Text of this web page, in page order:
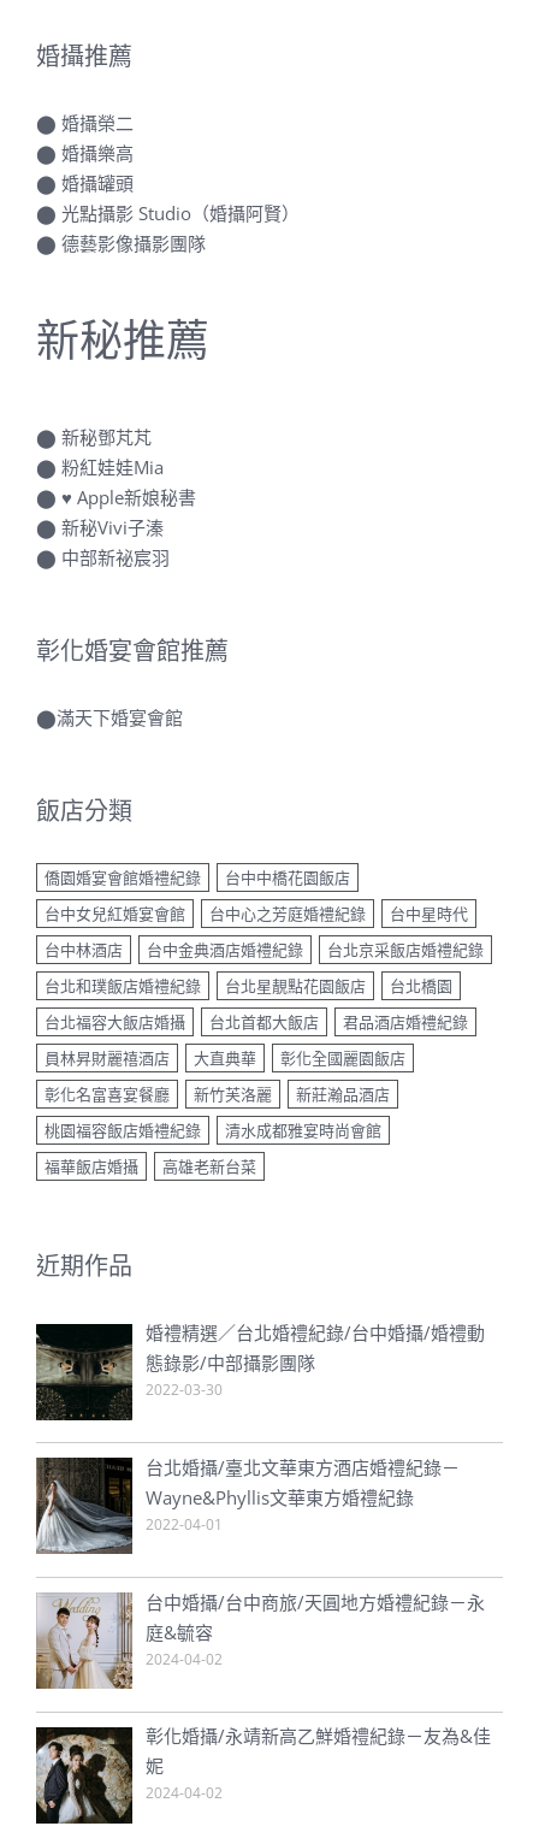
婚攝推薦
⬤ 婚攝榮二
⬤ 婚攝樂高
⬤ 婚攝罐頭
⬤ 光點攝影 Studio（婚攝阿賢）
⬤ 德藝影像攝影團隊
新秘推薦
⬤ 新秘鄧芃芃
⬤ 粉紅娃娃Mia
⬤ ♥ Apple新娘秘書
⬤ 新秘Vivi子溱
⬤ 中部新祕宸羽
彰化婚宴會館推薦
⬤滿天下婚宴會館
飯店分類
僑園婚宴會館婚禮紀錄
台中中橋花園飯店
台中女兒紅婚宴會館
台中心之芳庭婚禮紀錄
台中星時代
台中林酒店
台中金典酒店婚禮紀錄
台北京采飯店婚禮紀錄
台北和璞飯店婚禮紀錄
台北星靚點花園飯店
台北橋園
台北福容大飯店婚攝
台北首都大飯店
君品酒店婚禮紀錄
員林昇財麗禧酒店
大直典華
彰化全國麗園飯店
彰化名富喜宴餐廳
新竹芙洛麗
新莊瀚品酒店
桃園福容飯店婚禮紀錄
清水成都雅宴時尚會館
福華飯店婚攝
高雄老新台菜
近期作品
婚禮精選／台北婚禮紀錄/台中婚攝/婚禮動
態錄影/中部攝影團隊
2022-03-30
台北婚攝/臺北文華東方酒店婚禮紀錄－
Wayne&Phyllis文華東方婚禮紀錄
2022-04-01
台中婚攝/台中商旅/天圓地方婚禮紀錄－永
庭&毓容
2024-04-02
彰化婚攝/永靖新高乙鮮婚禮紀錄－友為&佳
妮
2024-04-02